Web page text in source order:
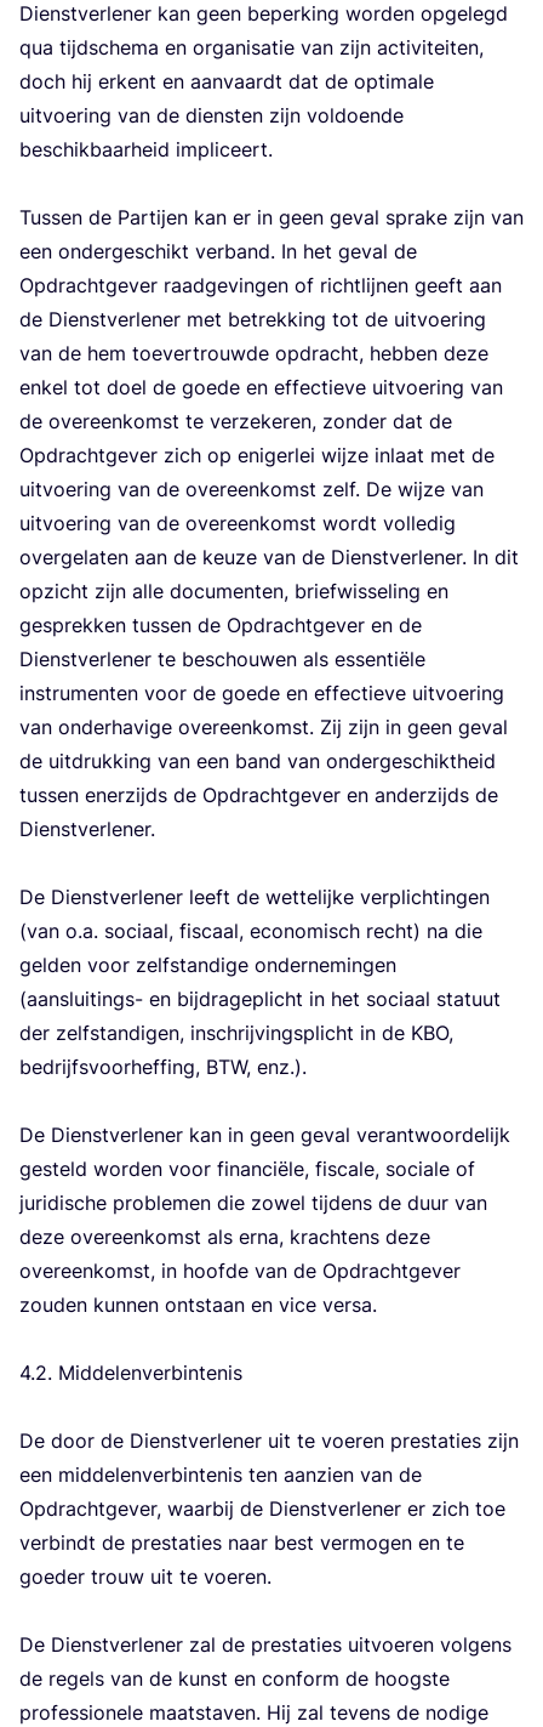
Dienst­ver­le­ner kan geen beper­king wor­den opge­legd
qua tijd­sche­ma en orga­ni­sa­tie van zijn acti­vi­tei­ten,
doch hij erkent en aan­vaardt dat de opti­ma­le
uit­voe­ring van de dien­sten zijn vol­doen­de
beschik­baar­heid impli­ceert.
Tus­sen de Par­tij­en kan er in geen geval spra­ke zijn van
een onder­ge­schikt ver­band. In het geval de
Opdracht­ge­ver raad­ge­vin­gen of richt­lij­nen geeft aan
de Dienst­ver­le­ner met betrek­king tot de uit­voe­ring
van de hem toe­ver­trouw­de opdracht, heb­ben deze
enkel tot doel de goe­de en effec­tie­ve uit­voe­ring van
de over­een­komst te ver­ze­ke­ren, zon­der dat de
Opdracht­ge­ver zich op eni­ger­lei wij­ze inlaat met de
uit­voe­ring van de over­een­komst zelf. De wij­ze van
uit­voe­ring van de over­een­komst wordt vol­le­dig
over­ge­la­ten aan de keu­ze van de Dienst­ver­le­ner. In dit
opzicht zijn alle docu­men­ten, brief­wis­se­ling en
gesprek­ken tus­sen de Opdracht­ge­ver en de
Dienst­ver­le­ner te beschou­wen als essen­ti­ë­le
instru­men­ten voor de goe­de en effec­tie­ve uit­voe­ring
van onder­ha­vi­ge over­een­komst. Zij zijn in geen geval
de uit­druk­king van een band van onder­ge­schikt­heid
tus­sen ener­zijds de Opdracht­ge­ver en ander­zijds de
Dienst­ver­le­ner.
De Dienst­ver­le­ner leeft de wet­te­lij­ke ver­plich­tin­gen
(van o.a. soci­aal, fis­caal, eco­no­misch recht) na die
gel­den voor zelf­stan­di­ge onder­ne­min­gen
(aan­slui­tings- en bij­dra­ge­plicht in het soci­aal sta­tuut
der zelf­stan­di­gen, inschrij­vings­plicht in de KBO,
bedrijfs­voor­hef­fing, BTW, enz.).
De Dienst­ver­le­ner kan in geen geval ver­ant­woor­de­lijk
gesteld wor­den voor finan­ci­ë­le, fis­ca­le, soci­a­le of
juri­di­sche pro­ble­men die zowel tij­dens de duur van
deze over­een­komst als erna, krach­tens deze
over­een­komst, in hoof­de van de Opdracht­ge­ver
zou­den kun­nen ont­staan en vice ver­sa.
4.2. Mid­de­len­ver­bin­te­nis
De door de Dienst­ver­le­ner uit te voe­ren pres­ta­ties zijn
een mid­de­len­ver­bin­te­nis ten aan­zien van de
Opdracht­ge­ver, waar­bij de Dienst­ver­le­ner er zich toe
ver­bindt de pres­ta­ties naar best ver­mo­gen en te
goe­der trouw uit te voe­ren.
De Dienst­ver­le­ner zal de pres­ta­ties uit­voe­ren vol­gens
de regels van de kunst en con­form de hoog­ste
pro­fes­si­o­ne­le maat­sta­ven. Hij zal tevens de nodi­ge